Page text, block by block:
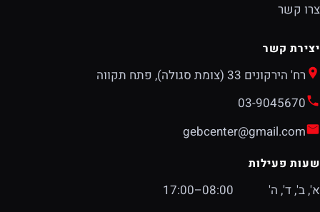
צרו קשר
יצירת קשר
רח' הירקונים 33 (צומת סגולה), פתח תקווה
03-9045670
gebcenter@gmail.com
שעות פעילות
א', ב', ד', ה'
08:00–17:00